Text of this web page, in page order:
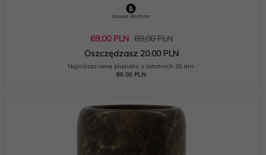
69,00 PLN 89,00 PLN
Oszczędzasz 20.00 PLN
Najniższa cena produktu z ostatnich 30 dni:
89.00 PLN